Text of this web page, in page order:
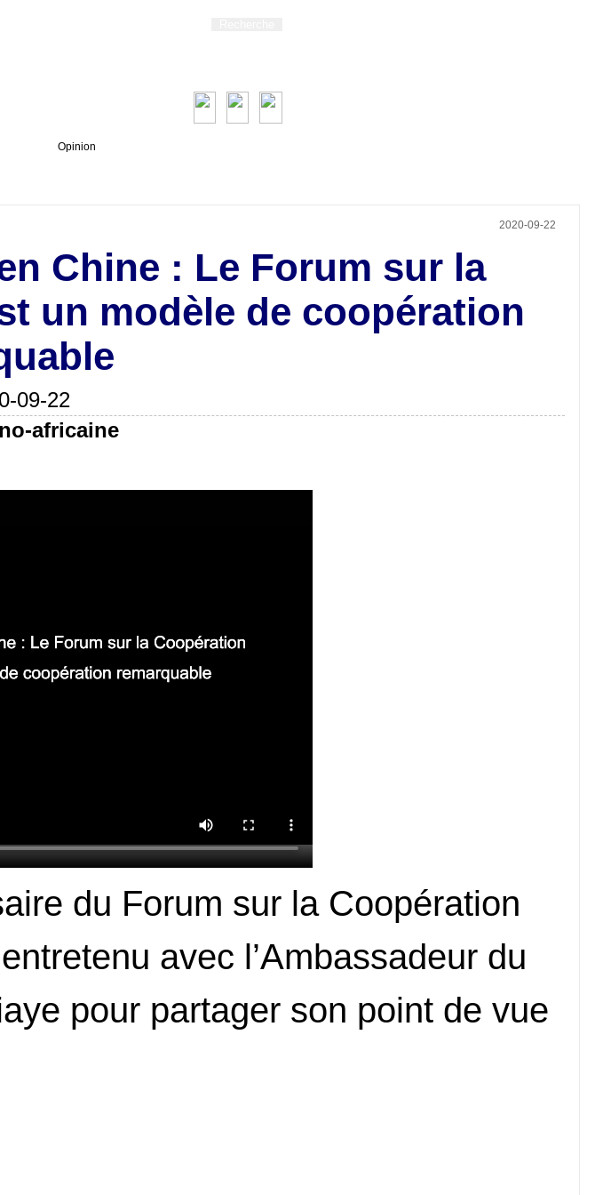
Opinion
2020-09-22
Chine : Le Forum sur la
un modèle de coopération
09-22
africaine
du Forum sur la Coopération
entretenu avec l’Ambassadeur du
pour partager son point de vue